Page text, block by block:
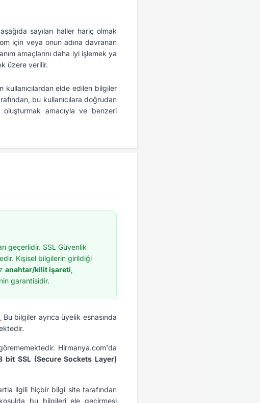
sayılan haller hariç olmak
için veya onun adına davranan
amaçlarını daha iyi işlemek ya
üzere verilir.
elde edilen bilgiler
bu kullanıcılara doğrudan
amacıyla ve benzeri
geçerlidir. SSL Güvenlik
Kişisel bilgilerin girildiği
anahtar/kilit işareti,
garantisidir.
Bu bilgiler ayrıca üyelik esnasında
Hirmanya.com'da
bit SSL (Secure Sockets Layer)
ilgili hiçbir bilgi site tarafından
bu bilgileri ele geçirmesi